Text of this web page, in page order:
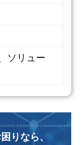
ソリュー
りなら、